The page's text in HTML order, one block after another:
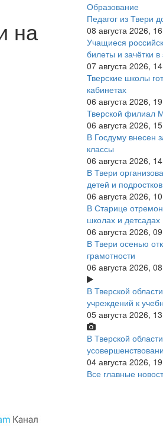
на
Образование
Педагог из Твери
08 августа 2026,
Учащиеся
билеты и зачётки
07 августа 2026,
Тверские школы
кабинетах
06 августа 2026,
Тверской филиал
06 августа 2026,
В Госдуму внесен
классы
06 августа 2026,
В Твери
детей и подростков
06 августа 2026,
В Старице
школах и детсадах
06 августа 2026,
В Твери осенью
грамотности
06 августа 2026,
В Тверской
учреждений к
05 августа 2026,
В Тверской
04 августа 2026,
Все главные